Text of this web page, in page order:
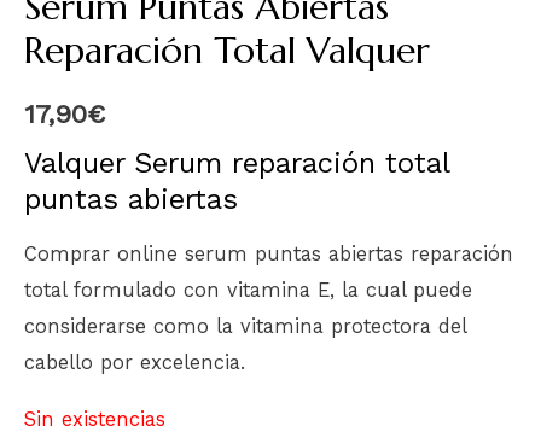
Reparación Total Valquer
17,90€
Valquer Serum reparación total
puntas abiertas
Comprar online serum puntas abiertas reparación
total formulado con vitamina E, la cual puede
considerarse como la vitamina protectora del
cabello por excelencia.
Sin existencias